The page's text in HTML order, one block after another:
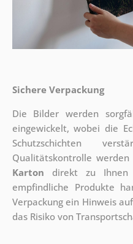
Sichere Verpackung
Die Bilder werden
eingewickelt, wobei die
Schutzschichten
Qualitätskontrolle
Karton direkt zu
empfindliche Produkte
Verpackung ein Hinweis
das Risiko von